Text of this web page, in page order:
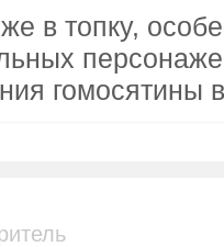
в топку,
гомосятины